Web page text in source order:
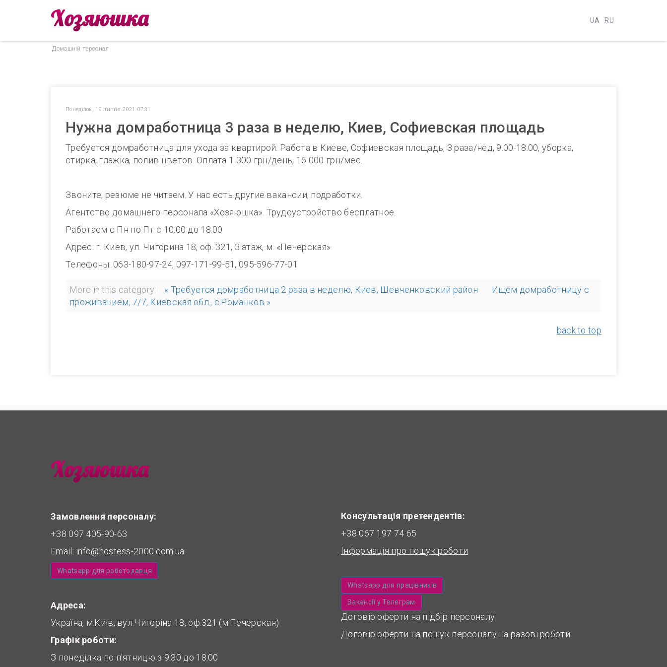
UA RU
Домашнiй персонал
Понеділок, 19 липня 2021 07:31
Нужна домработница 3 раза в неделю, Киев, Софиевская площадь
Требуется домработница для ухода за квартирой. Работа в Киеве, Софиевская площадь, 3 раза/нед, 9.00-18.00, уборка,
стирка, глажка, полив цветов. Оплата 1 300 грн/день, 16 000 грн/мес.
Звоните, резюме не читаем. У нас есть другие вакансии, подработки.
Агентство домашнего персонала «Хозяюшка». Трудоустройство бесплатное.
Работаем с Пн по Пт с 10.00 до 18.00
Адрес: г. Киев, ул. Чигорина 18, оф. 321, 3 этаж, м. «Печерская»
Телефоны: 063-180-97-24, 097-171-99-51, 095-596-77-01
More in this category: « Требуется домработница 2 раза в неделю, Киев, Шевченковский район
Ищем домработницу с
проживанием, 7/7, Киевская обл., с.Романков »
back to top
Замовлення персоналу:
+38 097 405-90-63
Email: info@hostess-2000.com.ua
Whatsapp для роботодавця
Адреса:
Україна, м.Київ, вул.Чигоріна 18, оф.321 (м.Печерская)
Графік роботи:
З понеділка по п'ятницю з 9.30 до 18.00
Консультація претендентів:
+38 067 197 74 65
Інформація про пошук роботи
Whatsapp для працівників
Вакансії у Телеграм
Договір оферти на підбір персоналу
Договір оферти на пошук персоналу на разові роботи